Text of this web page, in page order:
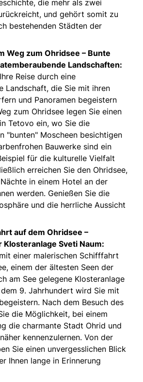
die mehr als zwei
und gehört somit zu
bestehenden Städten der
Weg zum Ohridsee – Bunte
Landschaften:
Reise durch eine
Landschaft, die Sie mit ihren
und Panoramen begeistern
zum Ohridsee legen Sie einen
Tetovo ein, wo Sie die
"bunten" Moscheen besichtigen
Bauwerke sind ein
für die kulturelle Vielfalt
erreichen Sie den Ohridsee,
in einem Hotel an der
werden. Genießen Sie die
und die herrliche Aussicht
auf dem Ohridsee –
Klosteranlage Sveti Naum:
einer malerischen Schifffahrt
einem der ältesten Seen der
am See gelegene Klosteranlage
9. Jahrhundert wird Sie mit
Nach dem Besuch des
die Möglichkeit, bei einem
die charmante Stadt Ohrid und
kennenzulernen. Von der
Sie einen unvergesslichen Blick
Ihnen lange in Erinnerung